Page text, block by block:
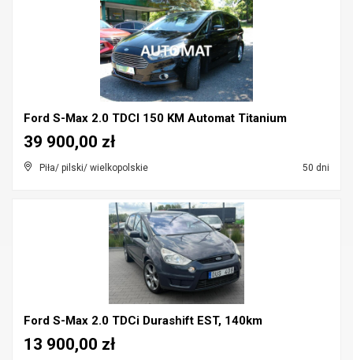
Ford S-Max 2.0 TDCI 150 KM Automat Titanium
Piła/ pilski/ wielkopolskie 50 dni
39 900,00 zł
Ford S-Max 2.0 TDCi Durashift EST, 140km
13 900,00 zł